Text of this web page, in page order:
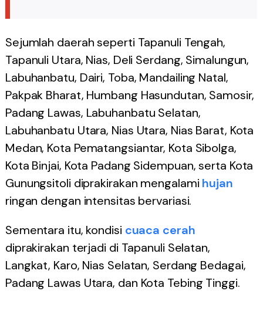
Sejumlah daerah seperti Tapanuli Tengah,
Tapanuli Utara, Nias, Deli Serdang, Simalungun,
Labuhanbatu, Dairi, Toba, Mandailing Natal,
Pakpak Bharat, Humbang Hasundutan, Samosir,
Padang Lawas, Labuhanbatu Selatan,
Labuhanbatu Utara, Nias Utara, Nias Barat, Kota
Medan, Kota Pematangsiantar, Kota Sibolga,
Kota Binjai, Kota Padang Sidempuan, serta Kota
Gunungsitoli diprakirakan mengalami hujan
ringan dengan intensitas bervariasi.
Sementara itu, kondisi cuaca cerah
diprakirakan terjadi di Tapanuli Selatan,
Langkat, Karo, Nias Selatan, Serdang Bedagai,
Padang Lawas Utara, dan Kota Tebing Tinggi.